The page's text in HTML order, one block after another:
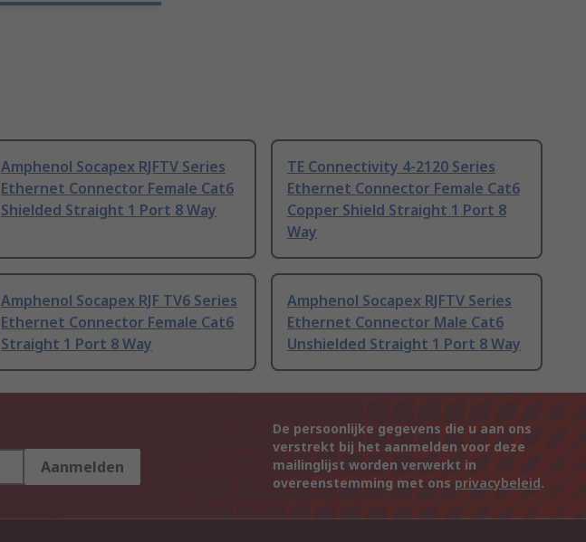
Amphenol Socapex RJFTV Series
Ethernet Connector Female Cat6
Shielded Straight 1 Port 8 Way
TE Connectivity 4-2120 Series
Ethernet Connector Female Cat6
Copper Shield Straight 1 Port 8
Way
Amphenol Socapex RJF TV6 Series
Ethernet Connector Female Cat6
Straight 1 Port 8 Way
Amphenol Socapex RJFTV Series
Ethernet Connector Male Cat6
Unshielded Straight 1 Port 8 Way
Aanmelden
De persoonlijke gegevens die u aan ons
verstrekt bij het aanmelden voor deze
mailinglijst worden verwerkt in
overeenstemming met ons privacybeleid.